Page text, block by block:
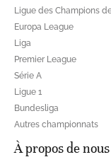
Ligue des Champions
Europa League
Liga
Premier League
Série A
Ligue 1
Bundesliga
Autres championnats
À propos de nous